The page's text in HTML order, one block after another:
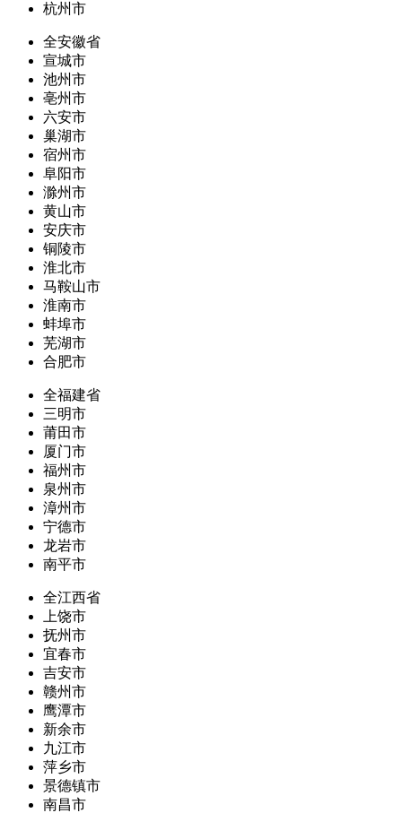
杭州市
全安徽省
宣城市
池州市
亳州市
六安市
巢湖市
宿州市
阜阳市
滁州市
黄山市
安庆市
铜陵市
淮北市
马鞍山市
淮南市
蚌埠市
芜湖市
合肥市
全福建省
三明市
莆田市
厦门市
福州市
泉州市
漳州市
宁德市
龙岩市
南平市
全江西省
上饶市
抚州市
宜春市
吉安市
赣州市
鹰潭市
新余市
九江市
萍乡市
景德镇市
南昌市